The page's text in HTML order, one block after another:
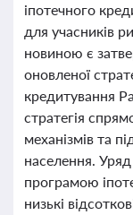
іпотечного
для учасників
новиною є
оновленої
кредитування
стратегія
механізмів та
населення.
програмою
низькі